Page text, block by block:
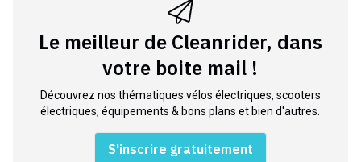
Le meilleur de Cleanrider, dans
votre boite mail !
Découvrez nos thématiques vélos électriques, scooters
électriques, équipements & bons plans et bien d'autres.
S'inscrire gratuitement